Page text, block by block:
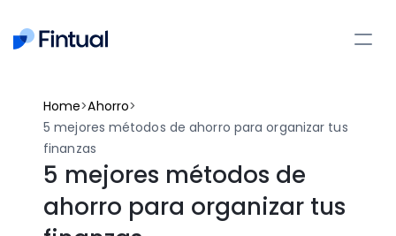
Home>Ahorro>
5 mejores métodos de ahorro para organizar tus
finanzas
5 mejores métodos de
ahorro para organizar tus